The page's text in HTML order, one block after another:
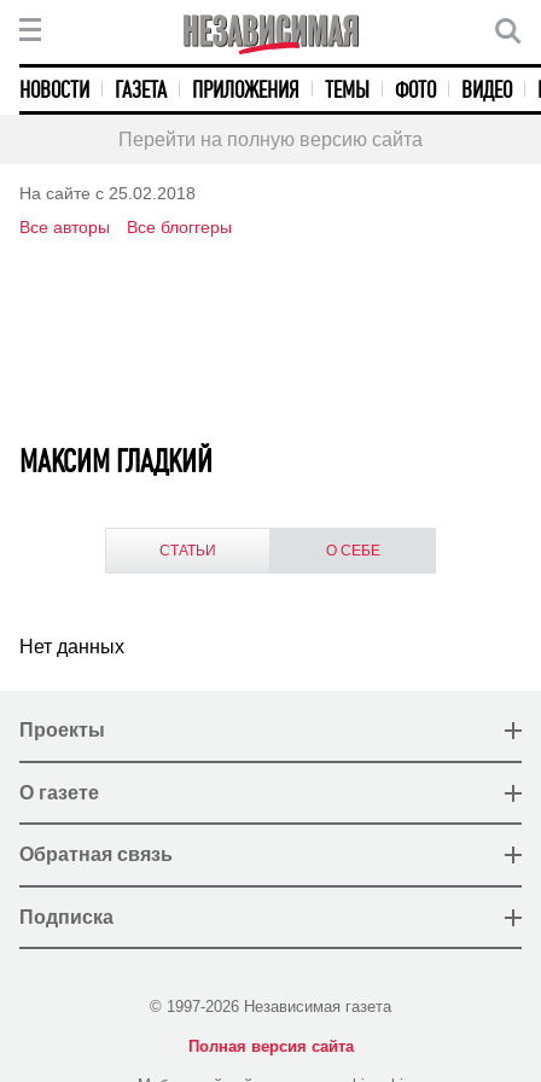
НОВОСТИ ГАЗЕТА ПРИЛОЖЕНИЯ ТЕМЫ ФОТО ВИДЕО
Перейти на полную версию сайта
На сайте с 25.02.2018
Все авторы
Все блоггеры
МАКСИМ ГЛАДКИЙ
СТАТЬИ О СЕБЕ
Нет данных
Проекты
О газете
Обратная связь
Подписка
© 1997-2026 Независимая газета
Полная версия сайта